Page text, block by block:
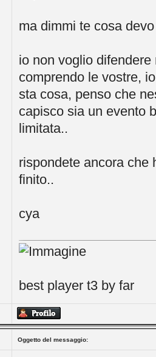
ma dimmi te cosa
io non voglio
comprendo le vostre,
sta cosa, penso che
capisco sia un evento
limitata..
rispondete ancora che
finito..
cya
best player t3 by far
Oggetto del messaggio: